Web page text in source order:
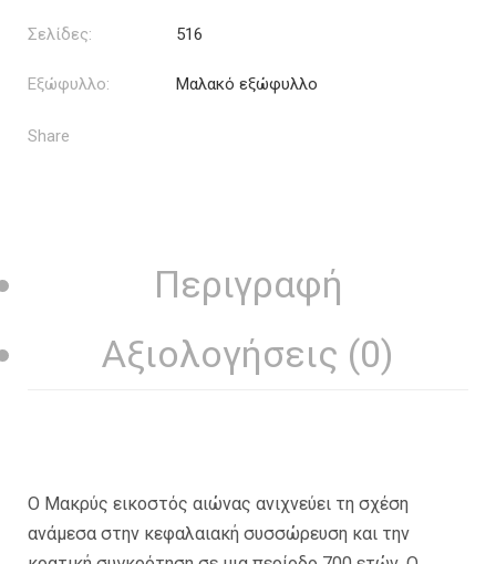
Σελίδες: 516
Εξώφυλλο: Μαλακό εξώφυλλο
Share
Περιγραφή
Αξιολογήσεις (0)
Ο Μακρύς εικοστός αιώνας ανιχνεύει τη σχέση
ανάμεσα στην κεφαλαιακή συσσώρευση και την